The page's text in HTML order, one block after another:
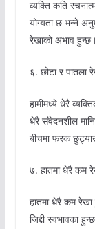
व्यक्ति कति
योग्यता छ भन्ने
रेखाको अभाव हुन्छ।
६. छोटा र पातला
हामीमध्ये धेरै
धेरै संवेदनशील
बीचमा फरक
७. हातमा धेरै कम
हातमा धेरै कम
जिद्दी स्वभावका